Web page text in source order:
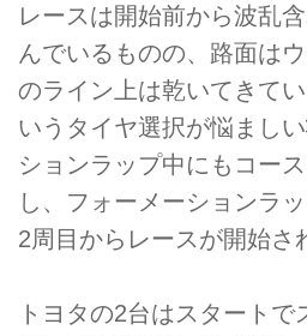
レースは開始前から波乱
んでいるものの、路面は
のライン上は乾いてきて
いうタイヤ選択が悩まし
ションラップ中にもコー
し、フォーメーションラ
2周目からレースが開始さ
トヨタの2台はスタートで